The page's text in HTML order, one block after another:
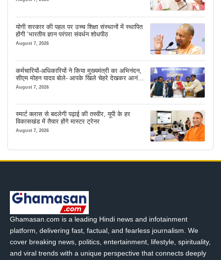
योगी सरकार की पहल पर उच्च शिक्षा संस्थानों में स्थापित
होंगी ‘भारतीय ज्ञान परंपरा संवर्धन शोधपीठ
August 7, 2026
कर्मचारियों-अधिकारियों ने किया मुख्यमंत्री का अभिनंदन,
सीएम मोहन यादव बोले- आपके खिले चेहरे देखकर आनंद
आता है
August 7, 2026
स्मार्ट क्लास से बदलेगी पढ़ाई की तस्वीर, यूपी के हर
विकासखंड में तैयार होंगे मास्टर ट्रेनर
August 7, 2026
Ghamasan.com is a leading Hindi news and infotainment
platform, delivering fast, factual, and fearless journalism. We
cover breaking news, politics, entertainment, lifestyle, spirituality,
and viral trends with a unique perspective that connects deeply